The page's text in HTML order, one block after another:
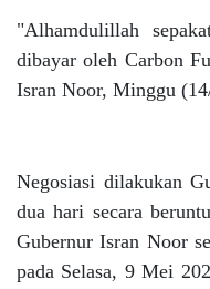
"Alhamdulillah
dibayar oleh Carbon
Isran Noor, Minggu
Negosiasi dilakukan
dua hari secara
Gubernur Isran Noor
pada Selasa, 9 Mei